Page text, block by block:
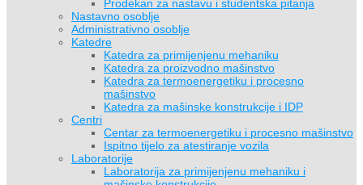
Prodekan za nastavu i studentska pitanja
Nastavno osoblje
Administrativno osoblje
Katedre
Katedra za primijenjenu mehaniku
Katedra za proizvodno mašinstvo
Katedra za termoenergetiku i procesno
mašinstvo
Katedra za mašinske konstrukcije i IDP
Centri
Centar za termoenergetiku i procesno mašinstvo
Ispitno tijelo za atestiranje vozila
Laboratorije
Laboratorija za primijenjenu mehaniku i